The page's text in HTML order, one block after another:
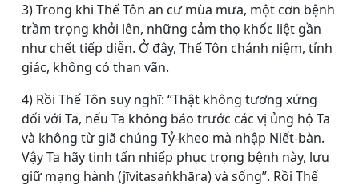
3) Trong khi Thế Tôn an cư mùa mưa, một cơn bệnh
trầm trọng khởi lên, những cảm thọ khốc liệt gần
như chết tiếp diễn. Ở đây, Thế Tôn chánh niệm, tỉnh
giác, không có than vãn.
4) Rồi Thế Tôn suy nghĩ: “Thật không tương xứng
đối với Ta, nếu Ta không báo trước các vị ủng hộ Ta
và không từ giã chúng Tỷ-kheo mà nhập Niết-bàn.
Vậy Ta hãy tinh tấn nhiếp phục trọng bệnh này, lưu
giữ mạng hành (jīvitasaṅkhāra) và sống”. Rồi Thế